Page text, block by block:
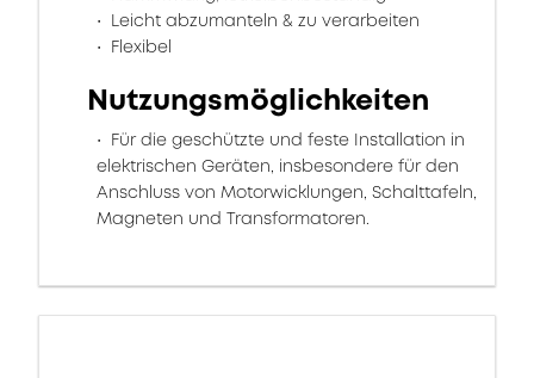
Leicht abzumanteln & zu verarbeiten
Flexibel
Nutzungsmöglichkeiten
Für die geschützte und feste Installation in
elektrischen Geräten, insbesondere für den
Anschluss von Motorwicklungen, Schalttafeln,
Magneten und Transformatoren.